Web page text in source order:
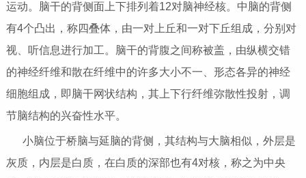
运动。脑干的背侧面上下排列着12对脑神经核。中脑的背侧
有4个凸出，称四叠体，由一对上丘和一对下丘组成，分别对
视、听信息进行加工。脑干的背腹之间称被盖，由纵横交错
的神经纤维和散在纤维中的许多大小不一、形态各异的神经
细胞组成，即脑干网状结构，其上下行纤维弥散性投射，调
节脑结构的兴奋性水平。
小脑位于桥脑与延脑的背侧，其结构与大脑相似，外层是
灰质，内层是白质，在白质的深部也有4对核，称之为中央